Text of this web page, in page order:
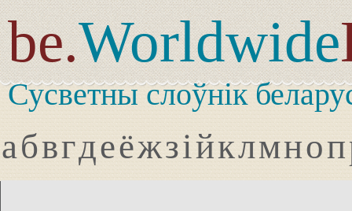
be.Worldwide
Сусветны слоўнік
абвгдеёжзійклмноп